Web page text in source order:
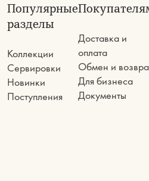
Популярные
разделы
Коллекции
Сервировки
Новинки
Поступления
Доставка и
оплата
Обмен и
Для бизнеса
Документы